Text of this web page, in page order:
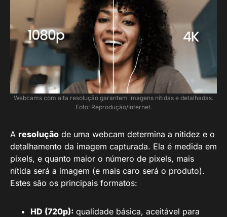
Webcams com alta resolução garantem imagens nítidas e detalhadas.
Foto: Reprodução/Internet.
A resolução de uma webcam determina a nitidez e o
detalhamento da imagem capturada. Ela é medida em
pixels, e quanto maior o número de pixels, mais
nítida será a imagem (e mais caro será o produto).
Estes são os principais formatos:
HD (720p): qualidade básica, aceitável para